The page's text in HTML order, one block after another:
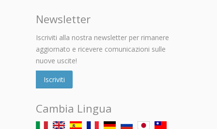
Newsletter
Iscriviti alla nostra newsletter per rimanere
aggiornato e ricevere comunicazioni sulle
nuove uscite!
Iscriviti
Cambia Lingua